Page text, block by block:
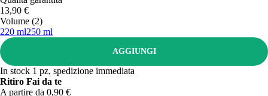
13,90 €
Volume (2)
220 ml250 ml
AGGIUNGI
In stock 1 pz, spedizione immediata
Ritiro Fai da te
A partire da 0,90 €